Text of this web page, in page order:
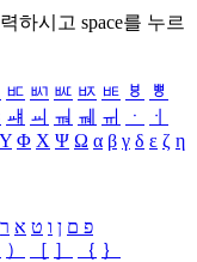
하시고 space를 누르
ㅳ ㅴ ㅵ ㅶ ㅷ ㅸ
ㅹ
ㆈ ㆉ ㆊ ㆋ ㆌ ㆍ
ㆎ
Υ Φ Χ Ψ Ω α β γ δ ε ζ η
פ ם ן ו ט א ר
） ［ ］ ｛ ｝